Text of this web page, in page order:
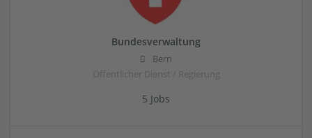
Bundesverwaltung
Bern
Öffentlicher Dienst / Regierung
5 Jobs